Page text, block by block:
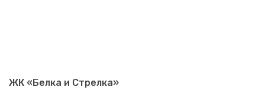
ЖК «Белка и Стрелка»